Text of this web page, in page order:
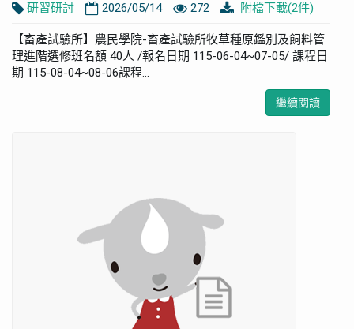
研習研討 2026/05/14 272 附檔下載(2件)
【畜產試驗所】農民學院-畜產試驗所牧草種原鑑別及飼料管
理進階選修班名額 40人 /報名日期 115-06-04~07-05/ 課程日
期 115-08-04~08-06課程...
繼續閱讀